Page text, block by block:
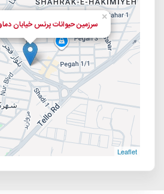
سرزمین حیوانات پرنس خیابان
×
Leaflet